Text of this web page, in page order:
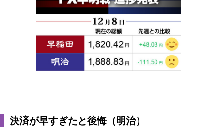
決済が早すぎたと後悔（明治）